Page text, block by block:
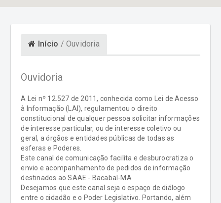
Início / Ouvidoria
Ouvidoria
A Lei nº 12.527 de 2011, conhecida como Lei de Acesso
à Informação (LAI), regulamentou o direito
constitucional de qualquer pessoa solicitar informações
de interesse particular, ou de interesse coletivo ou
geral, a órgãos e entidades públicas de todas as
esferas e Poderes.
Este canal de comunicação facilita e desburocratiza o
envio e acompanhamento de pedidos de informação
destinados ao SAAE - Bacabal-MA
Desejamos que este canal seja o espaço de diálogo
entre o cidadão e o Poder Legislativo. Portando, além